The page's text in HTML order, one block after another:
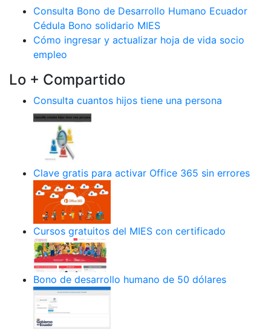
Consulta Bono de Desarrollo Humano Ecuador
Cédula Bono solidario MIES
Cómo ingresar y actualizar hoja de vida socio
empleo
Lo + Compartido
Consulta cuantos hijos tiene una persona
Clave gratis para activar Office 365 sin errores
Cursos gratuitos del MIES con certificado
Bono de desarrollo humano de 50 dólares